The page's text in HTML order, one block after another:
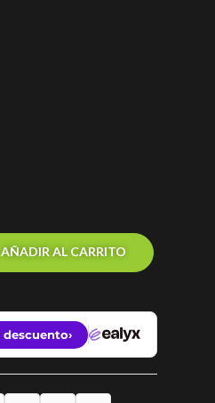
AÑADIR AL CARRITO